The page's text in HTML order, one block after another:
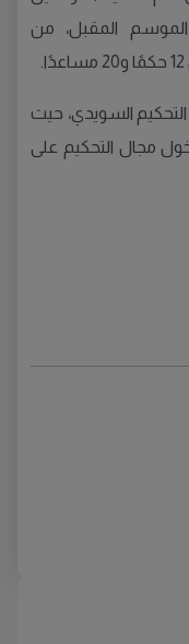
الموسم المقبل، من
السويدي، حيث
مجال التحكيم على